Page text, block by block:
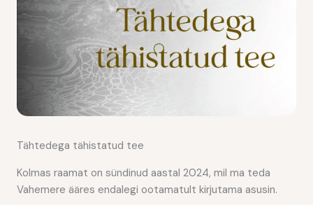
Tähtedega tähistatud tee
Kolmas raamat on sündinud aastal 2024, mil ma teda
Vahemere ääres endalegi ootamatult kirjutama asusin.